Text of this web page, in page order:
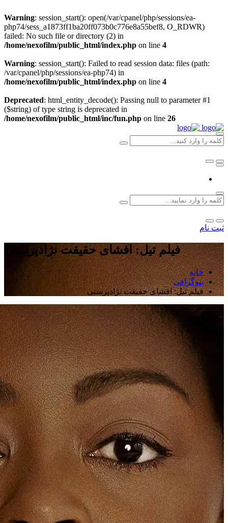
Warning: session_start(): open(/var/cpanel/php/sessions/ea-
php74/sess_a1873ff1ba20ff073b0c776e8a55bef8, O_RDWR)
failed: No such file or directory (2) in
/home/nexofilm/public_html/index.php on line 4
Warning: session_start(): Failed to read session data: files (path:
/var/cpanel/php/sessions/ea-php74) in
/home/nexofilm/public_html/index.php on line 4
Deprecated: html_entity_decode(): Passing null to parameter #1
($string) of type string is deprecated in
/home/nexofilm/public_html/inc/fun.php on line 26
ثبت نام
فیلم تیل: افشای حقیقت نژادپرستی
خانه
بیوگرافی
فیلم تیل: افشای حقیقت نژادپرستی